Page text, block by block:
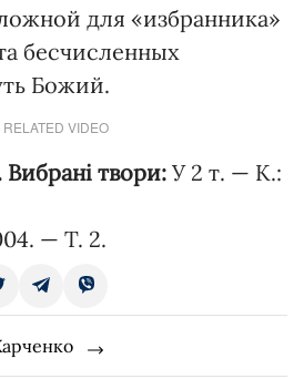
для «избранника»
бесчисленных
Божий.
RELATED VIDEO
твори: У 2 т. — К.:
— Т. 2.